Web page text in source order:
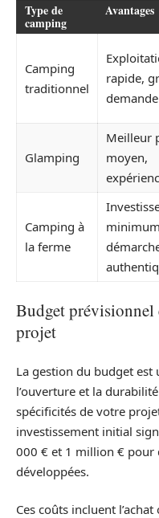
Type de
camping
Avantages
Camping
traditionnel
rapide,
Glamping
Meilleur
moyen,
Camping à
la ferme
Budget
projet
La gestion du budget est
l’ouverture et la
spécificités de votre
investissement initial
000 € et 1 million € pour
développées.
Ces coûts incluent